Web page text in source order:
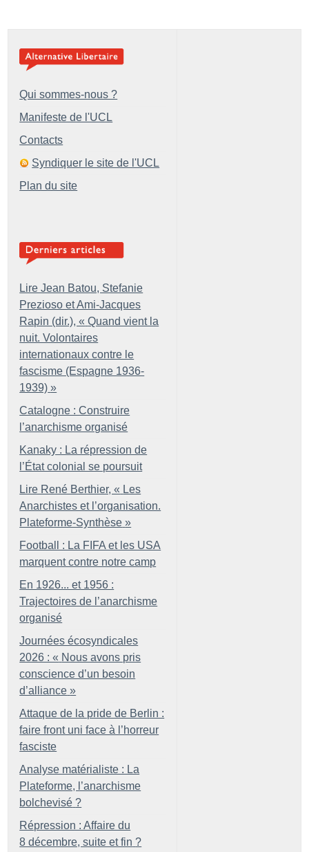
Qui sommes-nous ?
Manifeste de l'UCL
Contacts
Syndiquer le site de l'UCL
Plan du site
Lire Jean Batou, Stefanie
Prezioso et Ami-Jacques
Rapin (dir.), « Quand vient la
nuit. Volontaires
internationaux contre le
fascisme (Espagne 1936-
1939) »
Catalogne : Construire
l’anarchisme organisé
Kanaky : La répression de
l’État colonial se poursuit
Lire René Berthier, « Les
Anarchistes et l’organisation.
Plateforme-Synthèse »
Football : La FIFA et les USA
marquent contre notre camp
En 1926... et 1956 :
Trajectoires de l’anarchisme
organisé
Journées écosyndicales
2026 : « Nous avons pris
conscience d’un besoin
d’alliance »
Attaque de la pride de Berlin :
faire front uni face à l’horreur
fasciste
Analyse matérialiste : La
Plateforme, l’anarchisme
bolchevisé ?
Répression : Affaire du
8 décembre, suite et fin ?